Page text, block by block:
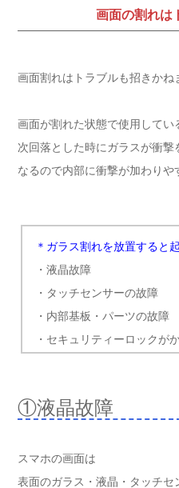
画面の割れは
画面割れはトラブルも招きかね
画面が割れた状態で使用してい
次回落とした時にガラスが衝撃
なるので内部に衝撃が加わりや
＊ガラス割れを放置すると
・液晶故障
・タッチセンサーの故障
・内部基板・パーツの故障
・セキュリティーロックが
①液晶故障
スマホの画面は
表面のガラス・液晶・タッチセ